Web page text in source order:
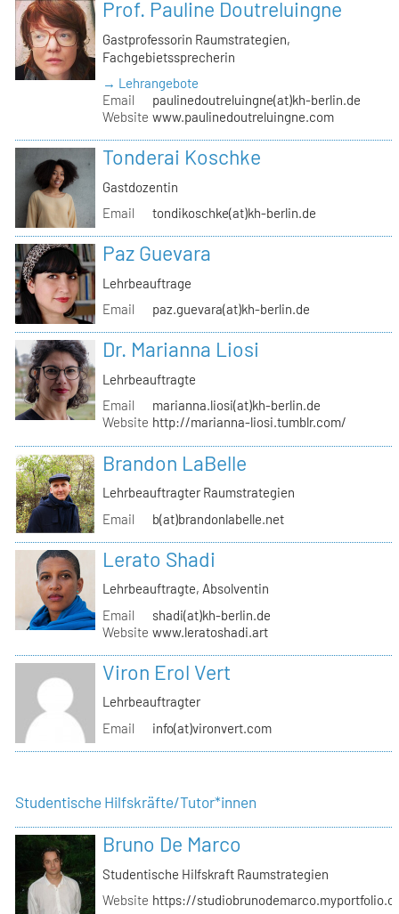
Prof. Pauline Doutreluingne
Gastprofessorin Raumstrategien,
Fachgebietssprecherin
→ Lehrangebote
Email
paulinedoutreluingne(at)kh-berlin.de
Website www.paulinedoutreluingne.com
Tonderai Koschke
Gastdozentin
Email
tondikoschke(at)kh-berlin.de
Paz Guevara
Lehrbeauftrage
Email
paz.guevara(at)kh-berlin.de
Dr. Marianna Liosi
Lehrbeauftragte
Email
marianna.liosi(at)kh-berlin.de
Website http://marianna-liosi.tumblr.com/
Brandon LaBelle
Lehrbeauftragter Raumstrategien
Email
b(at)brandonlabelle.net
Lerato Shadi
Lehrbeauftragte, Absolventin
Email
shadi(at)kh-berlin.de
Website www.leratoshadi.art
Viron Erol Vert
Lehrbeauftragter
Email
info(at)vironvert.com
Studentische Hilfskräfte/Tutor*innen
Bruno De Marco
Studentische Hilfskraft Raumstrategien
Website https://